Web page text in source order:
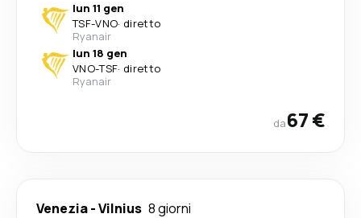
lun 11 gen
TSF-VNO· diretto
Ryanair
lun 18 gen
VNO-TSF· diretto
Ryanair
da67 €
Venezia-Vilnius 8 giorni